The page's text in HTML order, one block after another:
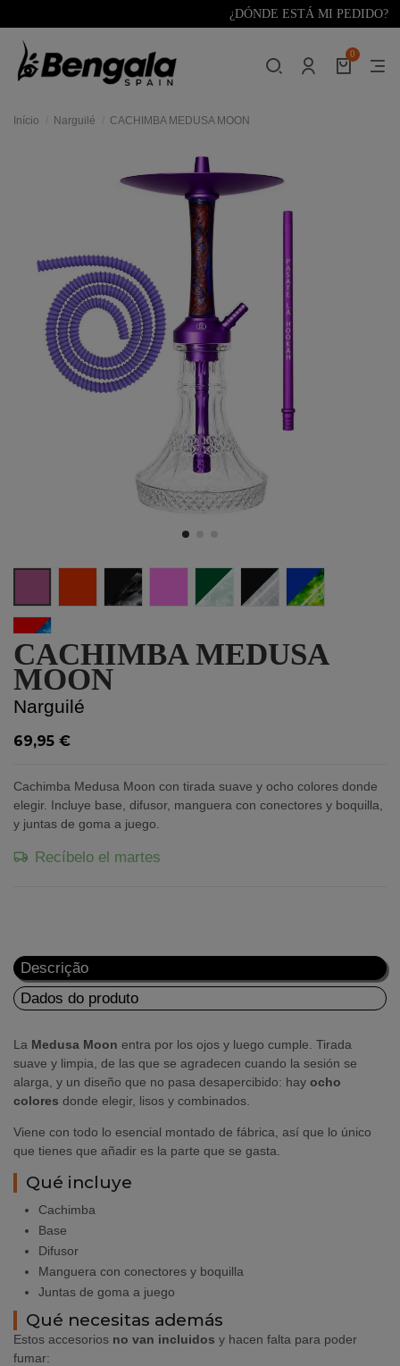
¿DÓNDE ESTÁ MI PEDIDO?
0
Início Narguilé CACHIMBA MEDUSA MOON
CACHIMBA MEDUSA
MOON
Narguilé
69,95 €
Cachimba Medusa Moon con tirada suave y ocho colores donde
elegir. Incluye base, difusor, manguera con conectores y boquilla,
y juntas de goma a juego.
Preto Branco/VerdeWhite/BlackYellow/Blue
Red/Dark Blue
Recíbelo el martes
Descrição
Dados do produto
La Medusa Moon entra por los ojos y luego cumple. Tirada
suave y limpia, de las que se agradecen cuando la sesión se
alarga, y un diseño que no pasa desapercibido: hay ocho
colores donde elegir, lisos y combinados.
Viene con todo lo esencial montado de fábrica, así que lo único
que tienes que añadir es la parte que se gasta.
Qué incluye
Cachimba
Base
Difusor
Manguera con conectores y boquilla
Juntas de goma a juego
Qué necesitas además
Estos accesorios no van incluidos y hacen falta para poder
fumar: